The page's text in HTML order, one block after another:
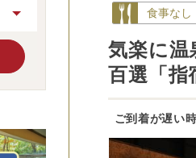
食事なし
気楽に
百選「指
ご到着が遅い